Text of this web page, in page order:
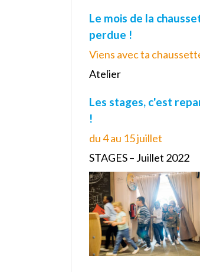
Le mois de la
perdue !
Viens avec ta
Atelier
Les stages, c'est
!
du 4 au 15 juillet
STAGES – Juillet 2022